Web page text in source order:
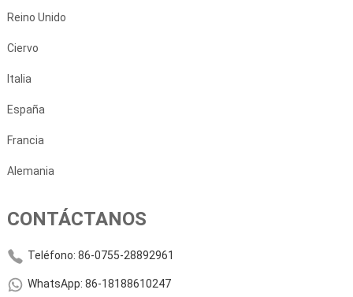
Reino Unido
Ciervo
Italia
España
Francia
Alemania
CONTÁCTANOS
Teléfono: 86-0755-28892961
WhatsApp: 86-18188610247